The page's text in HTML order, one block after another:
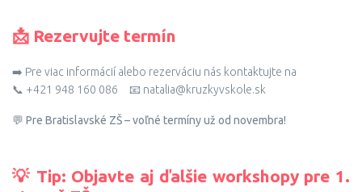
📩 Rezervujte termín
➡️ Pre viac informácií alebo rezerváciu nás kontaktujte na
📞 +421 948 160 086 📧 natalia@kruzkyvskole.sk
💬 Pre Bratislavské ZŠ – voľné termíny už od novembra!
💡 Tip: Objavte aj ďalšie workshopy pre 1.